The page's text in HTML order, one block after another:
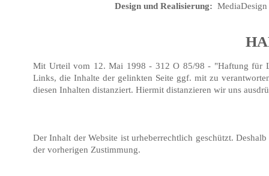
Design und Realisierung:
Mit Urteil vom 12. Mai 1998 - 312 O 85/98 - "Haftung für
Links, die Inhalte der gelinkten Seite ggf. mit zu
diesen Inhalten distanziert. Hiermit distanzieren wir uns
Der Inhalt der Website ist urheberrechtlich geschützt.
der vorherigen Zustimmung.